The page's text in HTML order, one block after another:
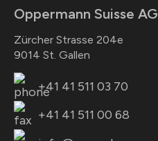
Oppermann Suisse AG
Zürcher Strasse 204e
9014 St. Gallen
+41 41 511 03 70
+41 41 511 00 68